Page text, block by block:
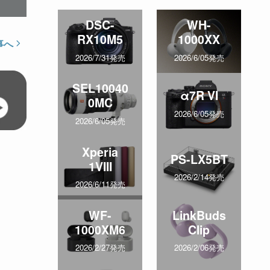
へ
DSC-
RX10M5
2026/7/31発売
WH-
1000XX
2026/6/05発売
SEL10040
0MC
2026/6/05発売
α7R VI
2026/6/05発売
Xperia
1VIII
2026/6/11発売
PS-LX5BT
2026/2/14発売
WF-
1000XM6
2026/2/27発売
LinkBuds
Clip
2026/2/06発売